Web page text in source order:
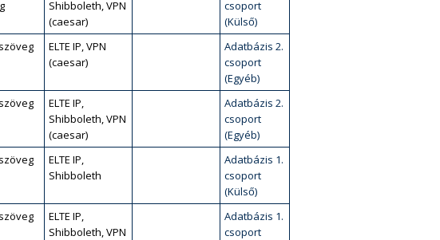
Shibboleth, VPN
(caesar)
csoport
(Külső)
ELTE IP, VPN
(caesar)
Adatbázis 2.
csoport
(Egyéb)
ELTE IP,
Shibboleth, VPN
(caesar)
Adatbázis 2.
csoport
(Egyéb)
ELTE IP,
Shibboleth
Adatbázis 1.
csoport
(Külső)
ELTE IP,
Shibboleth, VPN
Adatbázis 1.
csoport